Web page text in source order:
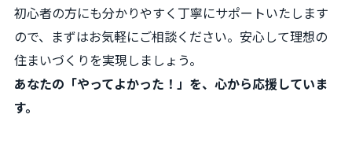
初心者の方にも分かりやすく丁寧にサポートいたします
ので、まずはお気軽にご相談ください。安心して理想の
住まいづくりを実現しましょう。
あなたの「やってよかった！」を、心から応援していま
す。